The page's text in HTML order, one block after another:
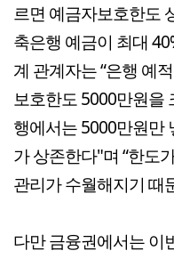
르면 예금자보호한도
축은행 예금이 최대
계 관계자는 “은행 예
보호한도 5000만원을
행에서는 5000만원만
가 상존한다"며 “한도
관리가 수월해지기 때
다만 금융권에서는 이